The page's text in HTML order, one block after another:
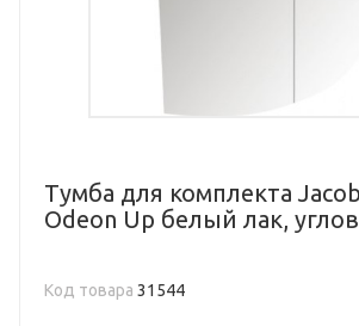
Тумба для комплекта
Odeon Up белый лак,
Код товара 31544